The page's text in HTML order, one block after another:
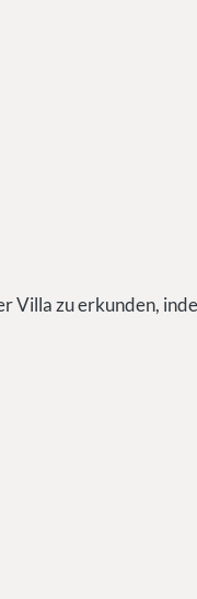
Villa zu erkunden,